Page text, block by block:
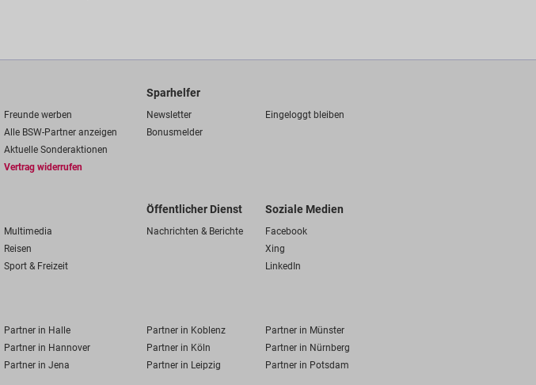
Freunde werben
Alle BSW-Partner anzeigen
Aktuelle Sonderaktionen
Vertrag widerrufen
Sparhelfer
Newsletter
Eingeloggt bleiben
Bonusmelder
Multimedia
Reisen
Sport & Freizeit
Öffentlicher Dienst
Nachrichten & Berichte
Soziale Medien
Facebook
Xing
LinkedIn
Partner in Halle Partner in Koblenz
Partner in Münster
Partner in Hannover Partner in Köln
Partner in Nürnberg
Partner in Jena Partner in Leipzig Partner in Potsdam